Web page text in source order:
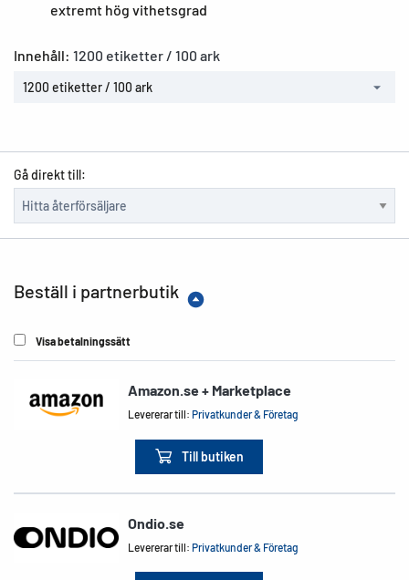
extremt hög vithetsgrad
Innehåll: 1200 etiketter / 100 ark
1200 etiketter / 100 ark
Gå direkt till:
Beställ i partnerbutik
Visa betalningssätt
Amazon.se + Marketplace
Levererar till:Privatkunder & Företag
Till butiken
Ondio.se
Levererar till:Privatkunder & Företag